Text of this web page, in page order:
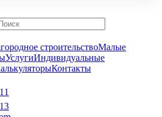
строительствоМалые
УслугиИндивидуальные
Контакты